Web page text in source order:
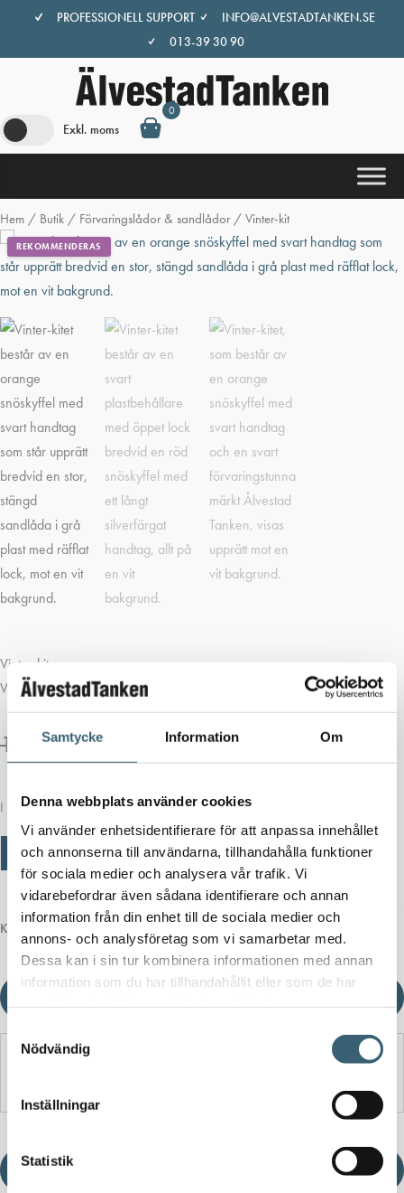
Samtycke Information Om
Denna webbplats använder cookies
Vi använder enhetsidentifierare för att anpassa innehållet
och annonserna till användarna, tillhandahålla funktioner
för sociala medier och analysera vår trafik. Vi
vidarebefordrar även sådana identifierare och annan
information från din enhet till de sociala medier och
annons- och analysföretag som vi samarbetar med.
Dessa kan i sin tur kombinera informationen med annan
information som du har tillhandahållit eller som de har
Samtyckesval
Nödvändig
Inställningar
Statistik
innehåll
PROFESSIONELL SUPPORT
INFO@ALVESTADTANKEN.SE
013-39 30 90
Exkl. moms
0
Hem / Butik / Förvaringslådor & sandlådor/ Vinter-kit
REKOMMENDERAS
Vinter-kit
Vinter-kit med snöskyffel och sandlåda 100 L.
1 359kr1 250 kr
I lager
mängd
+ Lägg till i varukorg
Kategori:Förvaringslådor & sandlådor